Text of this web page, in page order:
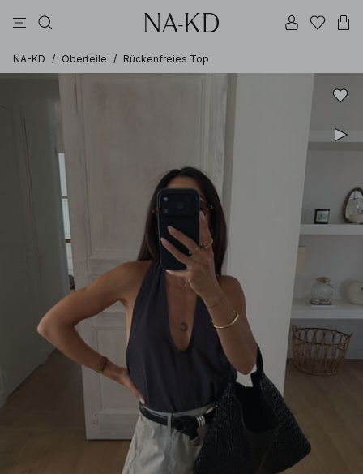
NA-KD / Oberteile / Rückenfreies Top